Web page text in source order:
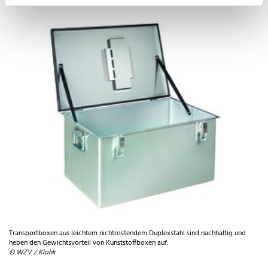
Transportboxen aus leichtem nichtrostendem Duplexstahl sind nachhaltig und
heben den Gewichtsvorteil von Kunststoffboxen auf.
© WZV / Klohk